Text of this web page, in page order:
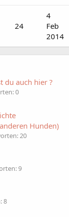
24
4
Feb
2014
du auch hier ?
0
Hunden)
20
9
8